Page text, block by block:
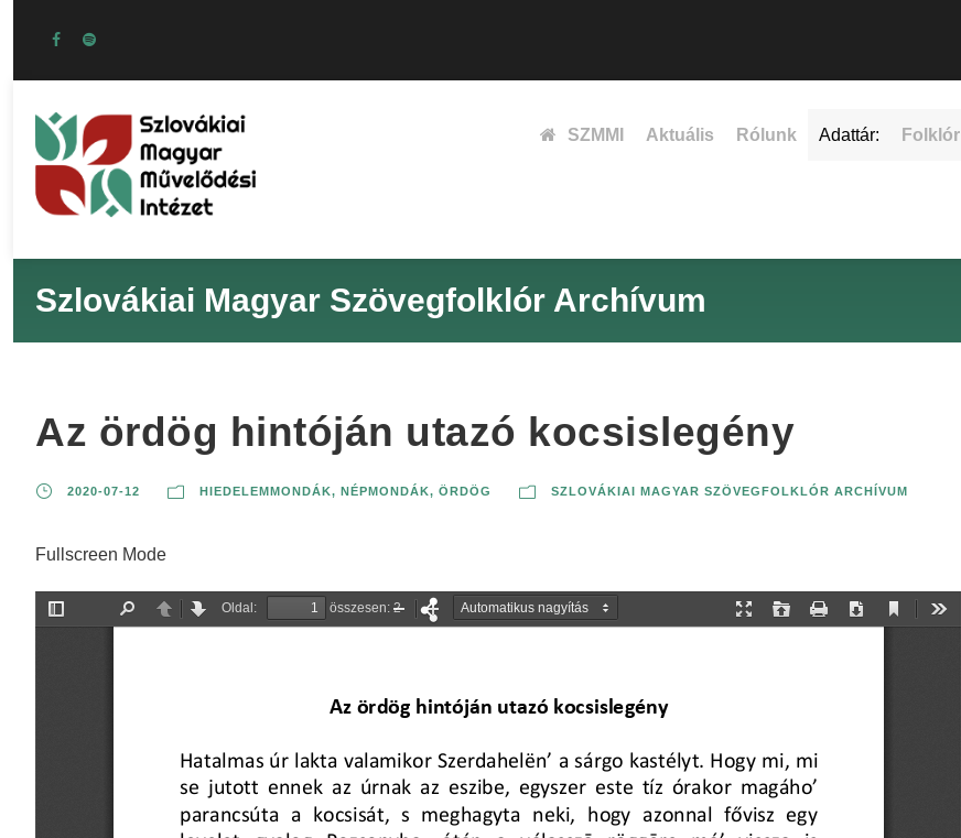
SZMMI Aktuális Rólunk Adattár: Folklór
Szlovákiai Magyar Szövegfolklór Archívum
Az ördög hintóján utazó kocsislegény
2020-07-12 HIEDELEMMONDÁK, NÉPMONDÁK, ÖRDÖG SZLOVÁKIAI MAGYAR SZÖVEGFOLKLÓR ARCHÍVUM
Fullscreen Mode